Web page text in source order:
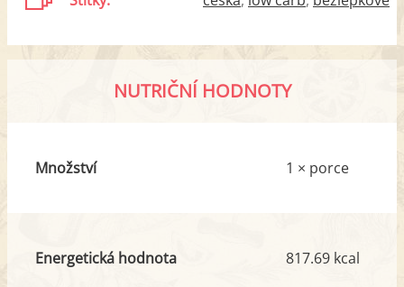
NUTRIČNÍ HODNOTY
Množství 1 × porce
Energetická hodnota 817.69 kcal